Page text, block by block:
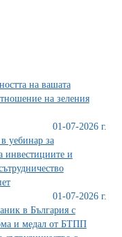
на вашата
на зеления
01-07-2026 г.
уебинар за
инвестициите и
01-07-2026 г.
в България с
и медал от БТПП